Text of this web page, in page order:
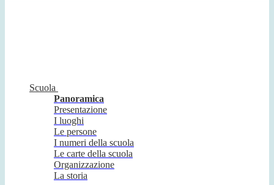
Scuola
Panoramica
Presentazione
I luoghi
Le persone
I numeri della scuola
Le carte della scuola
Organizzazione
La storia